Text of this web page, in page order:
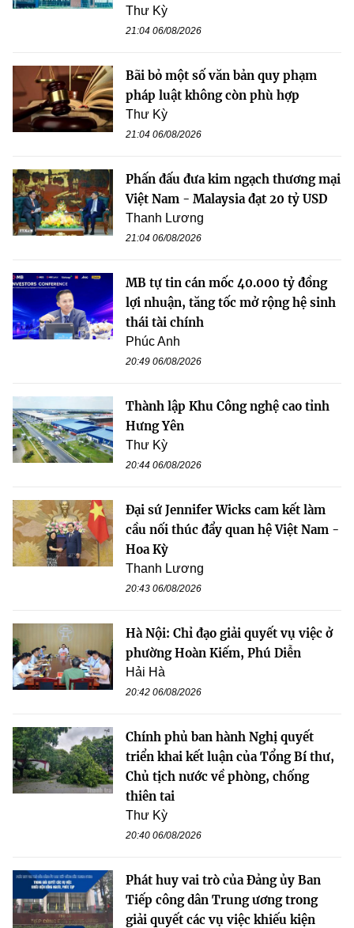
Thư Kỳ
21:04 06/08/2026
Bãi bỏ một số văn bản quy phạm
pháp luật không còn phù hợp
Thư Kỳ
21:04 06/08/2026
Phấn đấu đưa kim ngạch thương mại
Việt Nam - Malaysia đạt 20 tỷ USD
Thanh Lương
21:04 06/08/2026
MB tự tin cán mốc 40.000 tỷ đồng
lợi nhuận, tăng tốc mở rộng hệ sinh
thái tài chính
Phúc Anh
20:49 06/08/2026
Thành lập Khu Công nghệ cao tỉnh
Hưng Yên
Thư Kỳ
20:44 06/08/2026
Đại sứ Jennifer Wicks cam kết làm
cầu nối thúc đẩy quan hệ Việt Nam -
Hoa Kỳ
Thanh Lương
20:43 06/08/2026
Hà Nội: Chỉ đạo giải quyết vụ việc ở
phường Hoàn Kiếm, Phú Diễn
Hải Hà
20:42 06/08/2026
Chính phủ ban hành Nghị quyết
triển khai kết luận của Tổng Bí thư,
Chủ tịch nước về phòng, chống
thiên tai
Thư Kỳ
20:40 06/08/2026
Phát huy vai trò của Đảng ủy Ban
Tiếp công dân Trung ương trong
giải quyết các vụ việc khiếu kiện